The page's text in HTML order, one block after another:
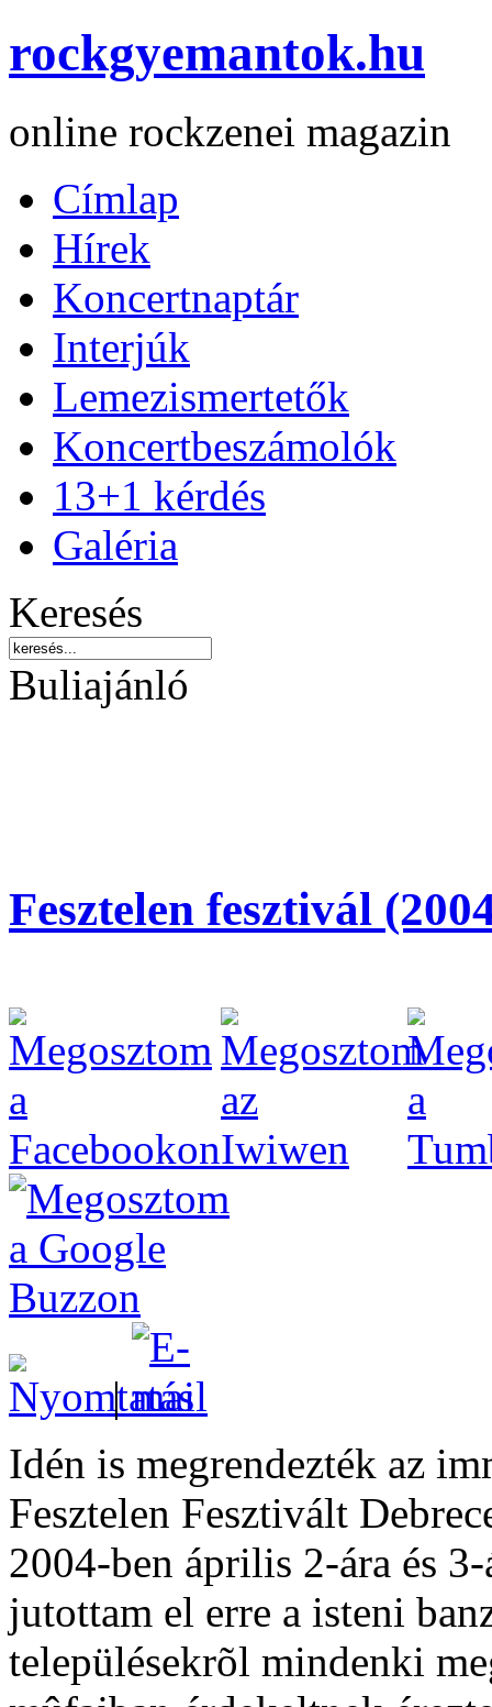
rockgyemantok.hu
online rockzenei magazin
Címlap
Hírek
Koncertnaptár
Interjúk
Lemezismertetők
Koncertbeszámolók
13+1 kérdés
Galéria
Keresés
Buliajánló
Fesztelen fesztivál
|
Idén is megrendezték az
Fesztelen Fesztivált
2004-ben április 2-ára és
jutottam el erre a isteni
településekrõl mindenki